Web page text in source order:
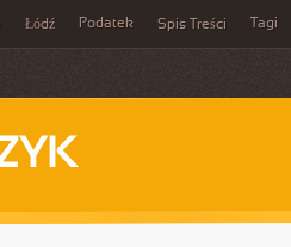
Łódź Podatek Spis Treści Tagi